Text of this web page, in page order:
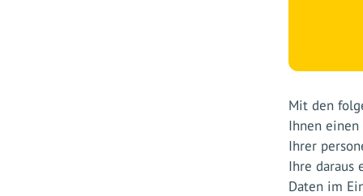
Mit den
Ihnen
Ihrer
Ihre daraus
Daten im